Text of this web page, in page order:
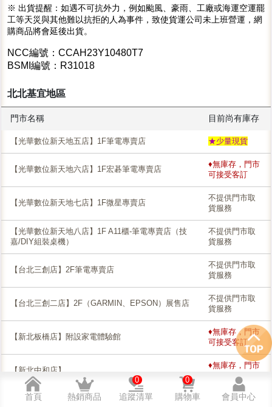
※ 出貨提醒：如遇不可抗外力，例如颱風、豪雨、工廠或海運空運罷
工等天災與其他難以抗拒的人為事件，致使貨運公司未上班營運，網
購商品將會延後出貨。
NCC編號：CCAH23Y10480T7
BSMI編號：R31018
北北基宜地區
門市名稱 目前尚有庫存
【光華數位新天地五店】1F筆電專賣店 ★少量現貨
【光華數位新天地六店】1F宏碁筆電專賣店
♦無庫存，門市
可接受客訂
【光華數位新天地七店】1F微星專賣店
不提供門市取
貨服務
【光華數位新天地八店】1F A11櫃-筆電專賣店（技
嘉/DIY組裝桌機）
不提供門市取
貨服務
【台北三創店】2F筆電專賣店
不提供門市取
貨服務
【台北三創二店】2F（GARMIN、EPSON）展售店
不提供門市取
貨服務
【新北板橋店】附設家電體驗館
♦無庫存，門市
可接受客訂
【新北中和店】
♦無庫存，門市
可接受客訂
【新北新莊鴻金寶店】
♦無庫存，門市
首頁 熱銷商品 追蹤清單
0
購物車
0
會員中心